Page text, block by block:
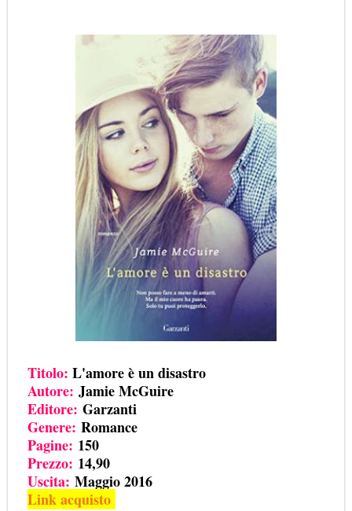
Titolo: L'amore è un disastro
Autore: Jamie McGuire
Editore: Garzanti
Genere: Romance
Pagine: 150
Prezzo: 14,90
Uscita: Maggio 2016
Link acquisto